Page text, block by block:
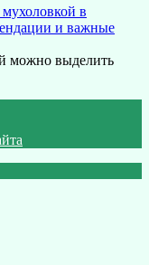
в
и важные
можно выделить